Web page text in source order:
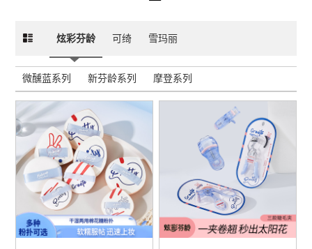
炫彩芬龄 可绮 雪玛丽
微醺蓝系列 新芬龄系列 摩登系列